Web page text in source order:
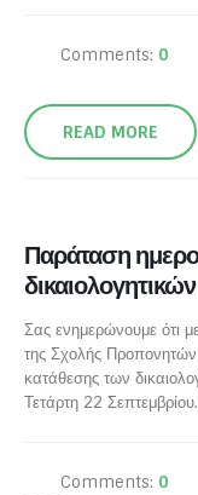
Comments: 0
READ MORE
Παράταση
Σας ενημερώνουμε ότι
της Σχολής
κατάθεσης των
Τετάρτη 22
Comments: 0